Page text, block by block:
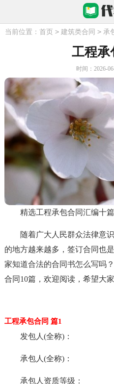
当前位置： 首页 > 建筑类合同 > 承
工程承
时间：2026-
精选工程承包合同汇编十篇
随着广大人民群众法律意
的地方越来越多，签订合同也
家知道合法的合同书怎么写吗
合同10篇，欢迎阅读，希望大家
工程承包合同 篇1
发包人(全称)：
承包人(全称)：
承包人资质等级：